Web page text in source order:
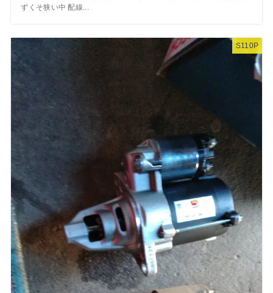
ずくそ狭い中 配線...
S110P